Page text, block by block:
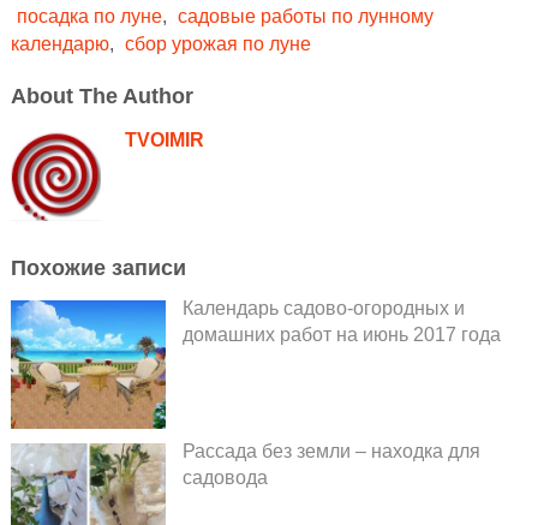
посадка по луне, садовые работы по лунному
календарю, сбор урожая по луне
About The Author
TVOIMIR
Похожие записи
Календарь садово-огородных и
домашних работ на июнь 2017 года
Рассада без земли – находка для
садовода